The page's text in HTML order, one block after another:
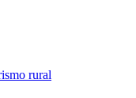
rural